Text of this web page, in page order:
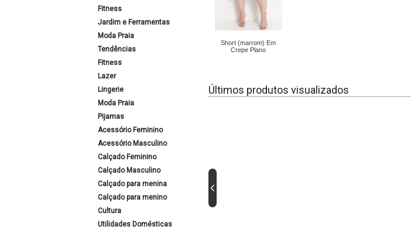
Fitness
Jardim e Ferramentas
Moda Praia
Tendências
Fitness
Lazer
Lingerie
Moda Praia
Pijamas
Acessório Feminino
Acessório Masculino
Calçado Feminino
Calçado Masculino
Calçado para menina
Calçado para menino
Cultura
Utilidades Domésticas
Short (marrom) Em
Crepe Plano
Últimos produtos visualizados